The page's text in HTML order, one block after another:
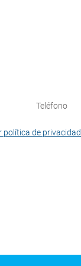
política de privacidad